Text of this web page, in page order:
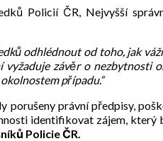
Policií ČR, Nejvyšší
odhlédnout od toho, jak
vyžaduje závěr o
případu.“
právní předpisy,
identifikovat zájem, který
Policie ČR.